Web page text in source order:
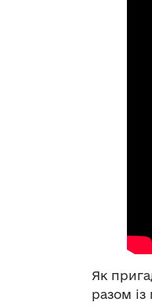
Як
разом